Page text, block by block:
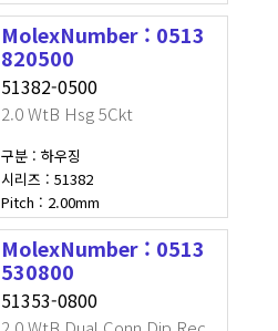
MolexNumber : 0513
820500
51382-0500
2.0 WtB Hsg 5Ckt
구분 : 하우징
시리즈 : 51382
Pitch : 2.00mm
MolexNumber : 0513
530800
51353-0800